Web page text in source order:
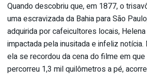
Quando descobriu que, em 1877, o
uma escravizada da Bahia para São
adquirida por cafeicultores locais,
impactada pela inusitada e infeliz
ela se recordou da cena do filme em que
percorreu 1,3 mil quilômetros a pé,